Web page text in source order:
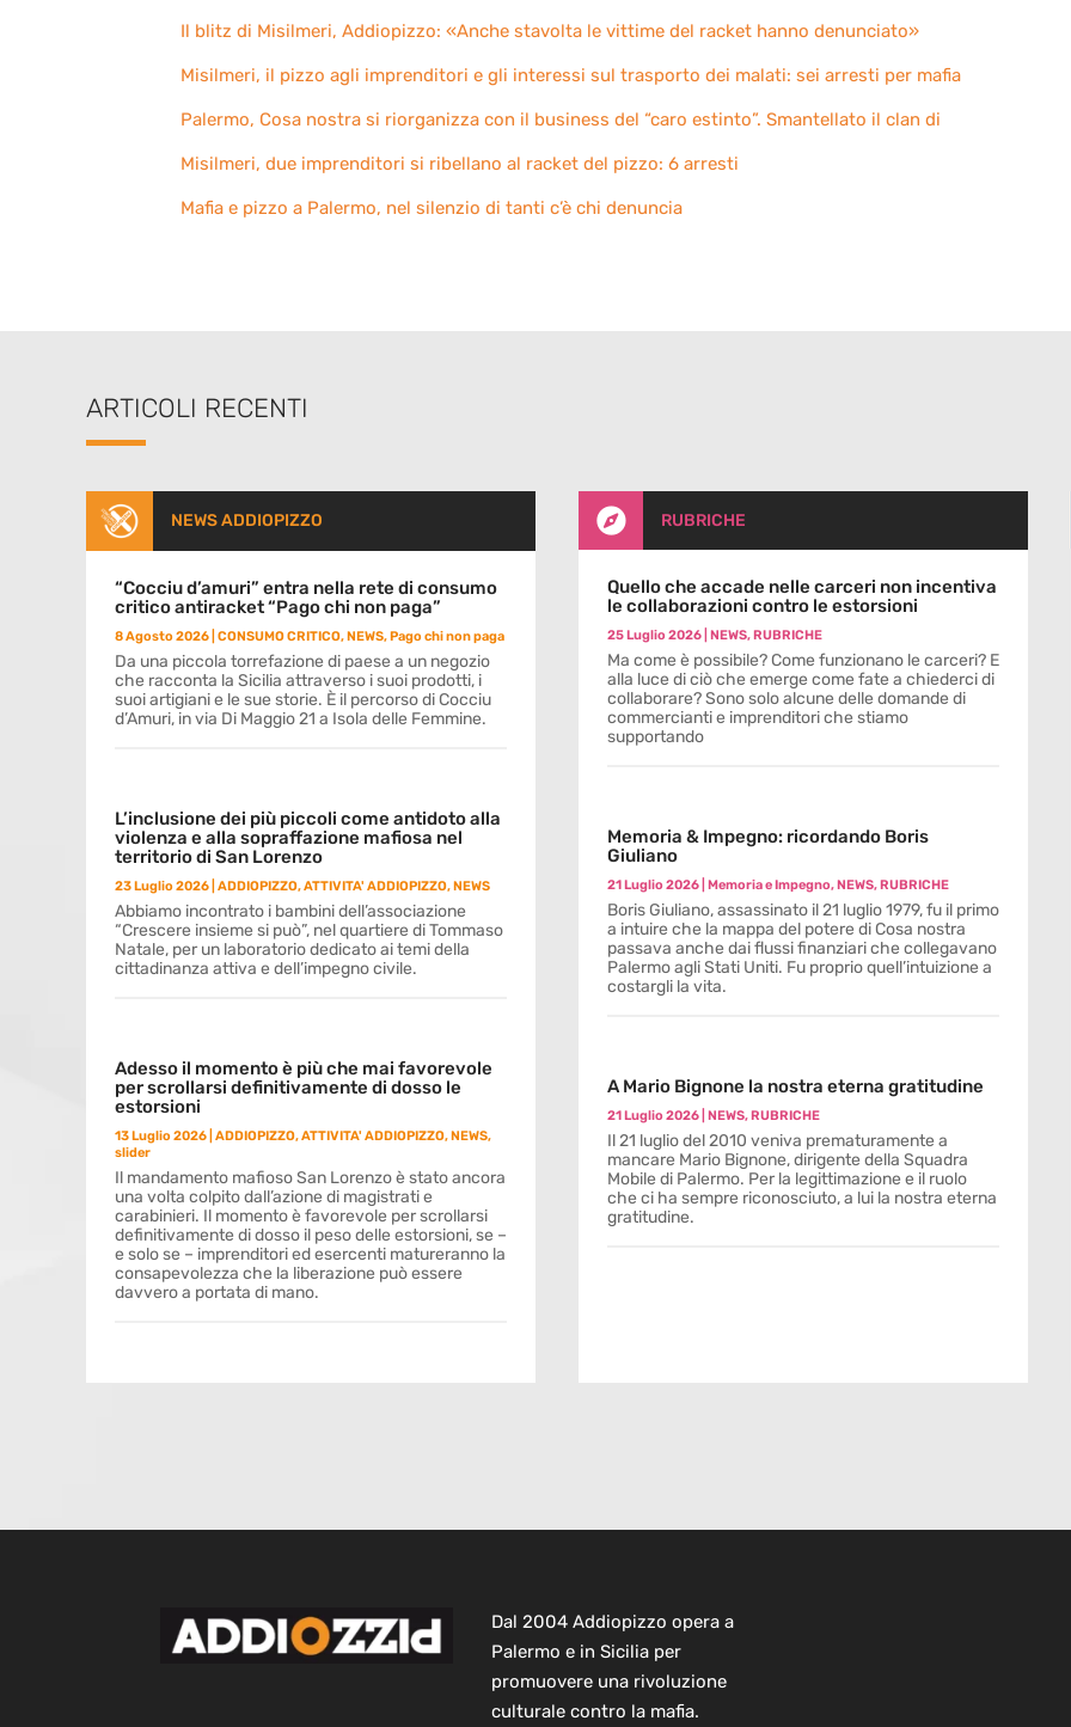
Il blitz di Misilmeri, Addiopizzo: «Anche stavolta le vittime del racket hanno denunciato»
Misilmeri, il pizzo agli imprenditori e gli interessi sul trasporto dei malati: sei arresti per mafia
Palermo, Cosa nostra si riorganizza con il business del “caro estinto”. Smantellato il clan di
Misilmeri, due imprenditori si ribellano al racket del pizzo: 6 arresti
Mafia e pizzo a Palermo, nel silenzio di tanti c’è chi denuncia
ARTICOLI RECENTI
NEWS ADDIOPIZZO
“Cocciu d’amuri” entra nella rete di consumo
critico antiracket “Pago chi non paga”
8 Agosto 2026 CONSUMO CRITICO,NEWS,Pago chi non paga
Da una piccola torrefazione di paese a un negozio
che racconta la Sicilia attraverso i suoi prodotti, i
suoi artigiani e le sue storie. È il percorso di Cocciu
d’Amuri, in via Di Maggio 21 a Isola delle Femmine.
L’inclusione dei più piccoli come antidoto alla
violenza e alla sopraffazione mafiosa nel
territorio di San Lorenzo
23 Luglio 2026 ADDIOPIZZO,ATTIVITA' ADDIOPIZZO,NEWS
Abbiamo incontrato i bambini dell’associazione
“Crescere insieme si può”, nel quartiere di Tommaso
Natale, per un laboratorio dedicato ai temi della
cittadinanza attiva e dell’impegno civile.
Adesso il momento è più che mai favorevole
per scrollarsi definitivamente di dosso le
estorsioni
13 Luglio 2026 ADDIOPIZZO,ATTIVITA' ADDIOPIZZO,NEWS,
slider
Il mandamento mafioso San Lorenzo è stato ancora
una volta colpito dall’azione di magistrati e
carabinieri. Il momento è favorevole per scrollarsi
definitivamente di dosso il peso delle estorsioni, se –
e solo se – imprenditori ed esercenti matureranno la
consapevolezza che la liberazione può essere
davvero a portata di mano.
 RUBRICHE
Quello che accade nelle carceri non incentiva
le collaborazioni contro le estorsioni
25 Luglio 2026| NEWS,RUBRICHE
Ma come è possibile? Come funzionano le carceri? E
alla luce di ciò che emerge come fate a chiederci di
collaborare? Sono solo alcune delle domande di
commercianti e imprenditori che stiamo
supportando
Memoria & Impegno: ricordando Boris
Giuliano
21 Luglio 2026| Memoria e Impegno,NEWS,RUBRICHE
Boris Giuliano, assassinato il 21 luglio 1979, fu il primo
a intuire che la mappa del potere di Cosa nostra
passava anche dai flussi finanziari che collegavano
Palermo agli Stati Uniti. Fu proprio quell’intuizione a
costargli la vita.
A Mario Bignone la nostra eterna gratitudine
21 Luglio 2026| NEWS,RUBRICHE
Il 21 luglio del 2010 veniva prematuramente a
mancare Mario Bignone, dirigente della Squadra
Mobile di Palermo. Per la legittimazione e il ruolo
che ci ha sempre riconosciuto, a lui la nostra eterna
gratitudine.
Dal 2004 Addiopizzo opera a
Palermo e in Sicilia per
promuovere una rivoluzione
culturale contro la mafia.